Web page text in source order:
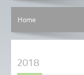
Home
2018